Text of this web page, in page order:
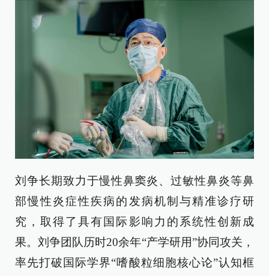
刘争长期致力于慢性鼻窦炎、过敏性鼻炎等鼻
部慢性炎症性疾病的发病机制与精准诊疗研
究，取得了具有国际影响力的系统性创新成
果。刘争团队历时20余年“产学研用”协同攻关，
率先打破国际学界“嗜酸粒细胞核心论”认知框